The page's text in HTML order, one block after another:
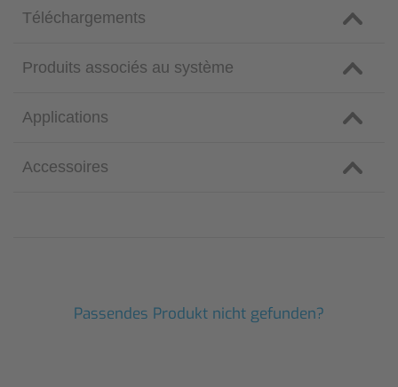
Téléchargements
Produits associés au système
Applications
Accessoires
Passendes Produkt nicht gefunden?